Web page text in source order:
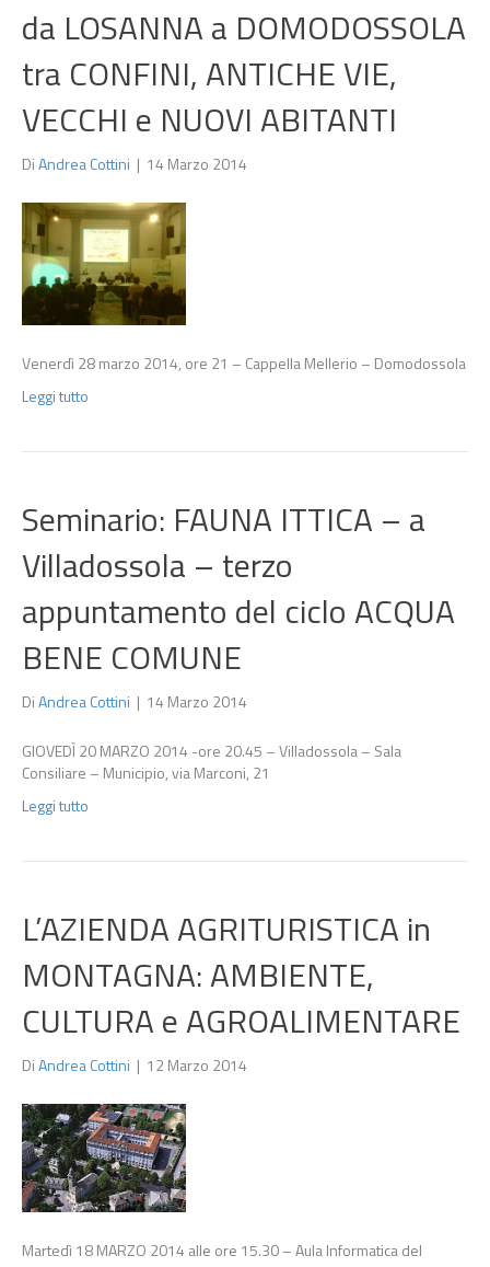
da LOSANNA a DOMODOSSOLA
tra CONFINI, ANTICHE VIE,
VECCHI e NUOVI ABITANTI
DiAndrea Cottini | 14 Marzo 2014
Venerdì 28 marzo 2014, ore 21 – Cappella Mellerio – Domodossola
Leggi tutto
Seminario: FAUNA ITTICA – a
Villadossola – terzo
appuntamento del ciclo ACQUA
BENE COMUNE
DiAndrea Cottini | 14 Marzo 2014
GIOVEDÌ 20 MARZO 2014 -ore 20.45 – Villadossola – Sala
Consiliare – Municipio, via Marconi, 21
Leggi tutto
L’AZIENDA AGRITURISTICA in
MONTAGNA: AMBIENTE,
CULTURA e AGROALIMENTARE
DiAndrea Cottini | 12 Marzo 2014
Martedì 18 MARZO 2014 alle ore 15.30 – Aula Informatica del